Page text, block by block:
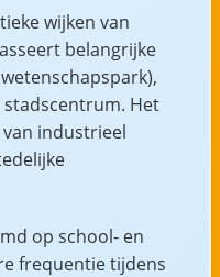
wijken van
belangrijke
Het
industrieel
op school- en
frequentie tijdens